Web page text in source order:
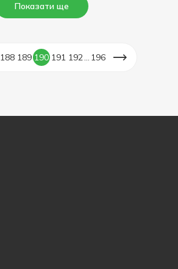
Показати ще
188 189 190 191 192 196